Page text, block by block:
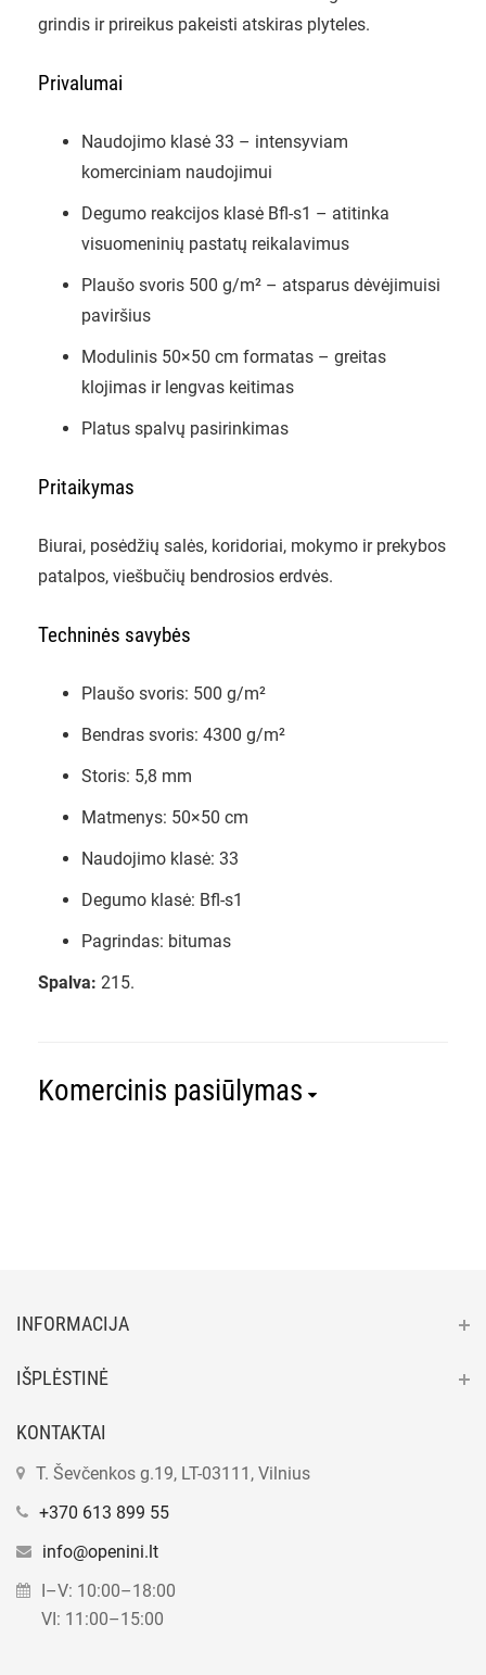
grindis ir prireikus pakeisti atskiras plyteles.
Privalumai
Naudojimo klasė 33 – intensyviam
komerciniam naudojimui
Degumo reakcijos klasė Bfl-s1 – atitinka
visuomeninių pastatų reikalavimus
Plaušo svoris 500 g/m² – atsparus dėvėjimuisi
paviršius
Modulinis 50×50 cm formatas – greitas
klojimas ir lengvas keitimas
Platus spalvų pasirinkimas
Pritaikymas
Biurai, posėdžių salės, koridoriai, mokymo ir prekybos
patalpos, viešbučių bendrosios erdvės.
Techninės savybės
Plaušo svoris: 500 g/m²
Bendras svoris: 4300 g/m²
Storis: 5,8 mm
Matmenys: 50×50 cm
Naudojimo klasė: 33
Degumo klasė: Bfl-s1
Pagrindas: bitumas
Spalva: 215.
Komercinis pasiūlymas
INFORMACIJA
IŠPLĖSTINĖ
KONTAKTAI
T. Ševčenkos g.19, LT-03111, Vilnius
+370 613 899 55
info@openini.lt
I–V: 10:00–18:00
VI: 11:00–15:00